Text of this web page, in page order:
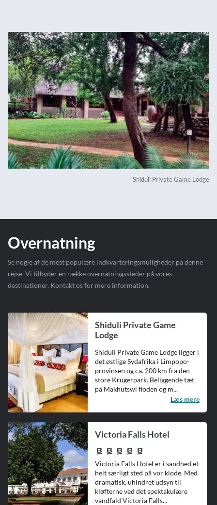
Shiduli Private Game Lodge
Overnatning
Se nogle af de mest populære indkvarteringsmuligheder på denne
rejse. Vi tilbyder en række overnatningssteder på vores
destinationer. Kontakt os for mere information.
Shiduli Private Game
Lodge
Shiduli Private Game Lodge ligger i
det østlige Sydafrika i Limpopo-
provinsen og ca. 200 km fra den
store Krugerpark. Beliggende tæt
på Makhutswi floden og m...
Læs mere
Victoria Falls Hotel
Victoria Falls Hotel er i sandhed et
helt særligt sted på vor klode. Med
dramatisk, uhindret udsyn til
kløfterne ved det spektakulære
vandfald Victoria Falls...